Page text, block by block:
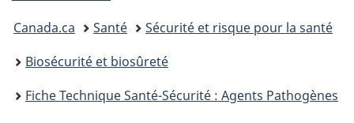
Vous
êtes
ici :
Canada.ca Santé
Sécurité et risque pour la santé
Biosécurité et biosûreté
Fiche Technique Santé-Sécurité : Agents Pathogènes